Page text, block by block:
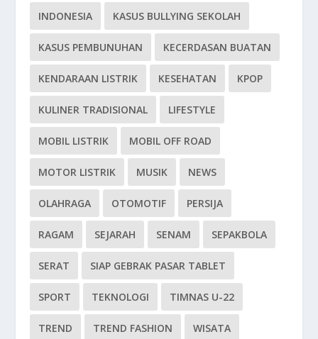
INDONESIA KASUS BULLYING SEKOLAH
KASUS PEMBUNUHAN KECERDASAN BUATAN
KENDARAAN LISTRIK KESEHATAN KPOP
KULINER TRADISIONAL LIFESTYLE
MOBIL LISTRIK MOBIL OFF ROAD
MOTOR LISTRIK MUSIK NEWS
OLAHRAGA OTOMOTIF PERSIJA
RAGAM SEJARAH SENAM SEPAKBOLA
SERAT SIAP GEBRAK PASAR TABLET
SPORT TEKNOLOGI TIMNAS U-22
TREND TREND FASHION WISATA